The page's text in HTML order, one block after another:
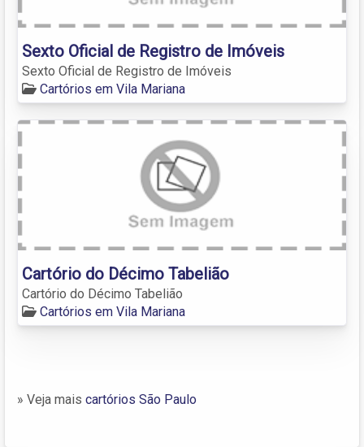
Sexto Oficial de Registro de Imóveis
Sexto Oficial de Registro de Imóveis
Cartórios em Vila Mariana
Cartório do Décimo Tabelião
Cartório do Décimo Tabelião
Cartórios em Vila Mariana
» Veja mais cartórios São Paulo